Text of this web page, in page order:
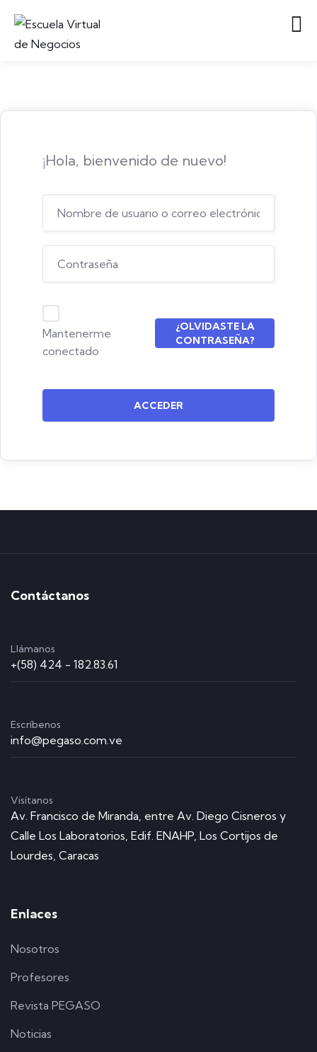
¡Hola, bienvenido de nuevo!
Mantenerme
conectado
¿OLVIDASTE LA
CONTRASEÑA?
ACCEDER
Contáctanos
Llámanos
+(58) 424 - 182.83.61
Escríbenos
info@pegaso.com.ve
Visítanos
Av. Francisco de Miranda, entre Av. Diego Cisneros y
Calle Los Laboratorios, Edif. ENAHP, Los Cortijos de
Lourdes, Caracas
Enlaces
Nosotros
Profesores
Revista PEGASO
Noticias